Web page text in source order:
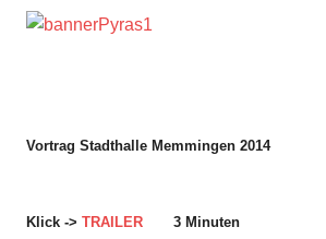
Vortrag Stadthalle Memmingen 2014
Klick -> TRAILER 3 Minuten